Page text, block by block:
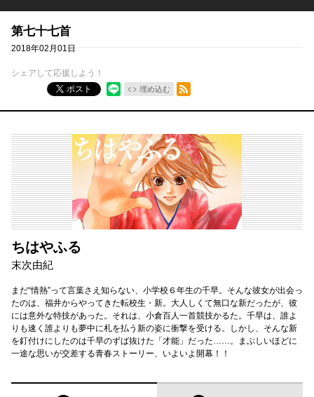
第七十七首
2018年02月01日
シェアして応援しよう！
ポスト
埋め込む
RSSフィード
ちはやふる
末次由紀
まだ“情熱”って言葉さえ知らない、小学校６年生の千早。そんな彼女が出会っ
たのは、福井からやってきた転校生・新。大人しくて無口な新だったが、彼
には意外な特技があった。それは、小倉百人一首競技かるた。千早は、誰よ
りも速く誰よりも夢中に札を払う新の姿に衝撃を受ける。しかし、そんな新
を釘付けにしたのは千早のずば抜けた「才能」だった……。まぶしいほどに
一途な思いが交差する青春ストーリー、いよいよ開幕！！